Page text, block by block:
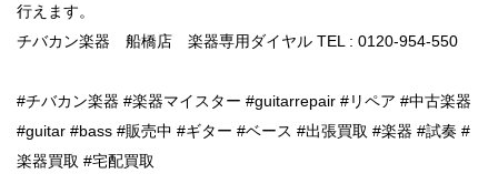
行えます。
チバカン楽器 船橋店 楽器専用ダイヤル TEL : 0120-954-550
#チバカン楽器 #楽器マイスター #guitarrepair #リペア #中古楽器
#guitar #bass #販売中 #ギター #ベース #出張買取 #楽器 #試奏 #
楽器買取 #宅配買取